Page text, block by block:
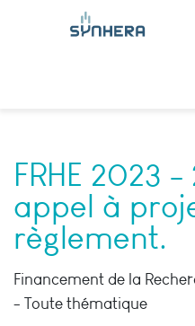
FRHE 2023
appel à
règlement.
Financement de la
- Toute thématique